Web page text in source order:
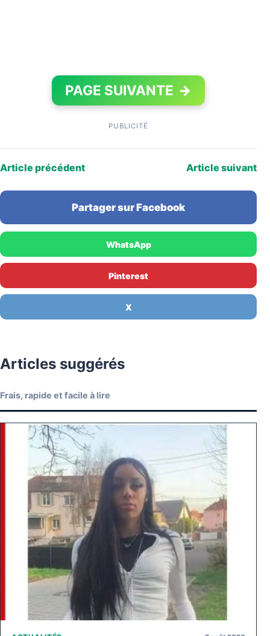
PAGE SUIVANTE →
PUBLICITÉ
Article précédent Article suivant
Partager sur Facebook
WhatsApp
Pinterest
X
Articles suggérés
Frais, rapide et facile à lire